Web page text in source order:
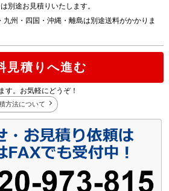
別途お見積りいたします。
州・四国・沖縄・離島は別途送料がかかりま
見積りへ進む
す。お気軽にどうぞ！
方法について